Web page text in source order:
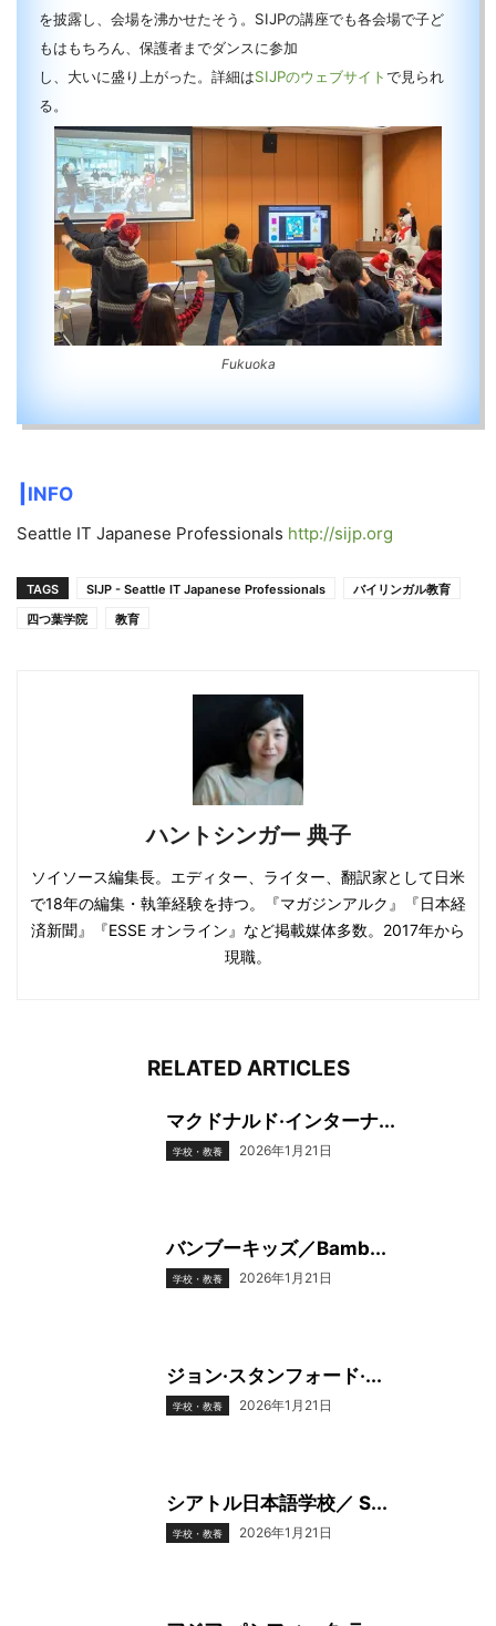
を披露し、会場を沸かせたそう。SIJPの講座でも各会場で子ど
もはもちろん、保護者までダンスに参加
し、大いに盛り上がった。詳細はSIJPのウェブサイトで見られ
る。
Fukuoka
┃INFO
Seattle IT Japanese Professionals http://sijp.org
TAGS SIJP - Seattle IT Japanese Professionals
バイリンガル教育
四つ葉学院
教育
ハントシンガー 典子
ソイソース編集長。エディター、ライター、翻訳家として日米
で18年の編集・執筆経験を持つ。『マガジンアルク』『日本経
済新聞』『ESSE オンライン』など掲載媒体多数。2017年から
現職。
RELATED ARTICLES
マクドナルド·インターナ...
学校・教養 2026年1月21日
バンブーキッズ／Bamb...
学校・教養 2026年1月21日
ジョン·スタンフォード·...
学校・教養 2026年1月21日
シアトル日本語学校／ S...
学校・教養 2026年1月21日